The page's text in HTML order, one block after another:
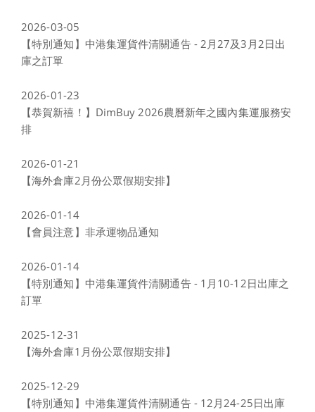
2026-03-05
【特別通知】中港集運貨件清關通告 - 2月27及3月2日出
庫之訂單
2026-01-23
【恭賀新禧！】DimBuy 2026農曆新年之國內集運服務安
排
2026-01-21
【海外倉庫2月份公眾假期安排】
2026-01-14
【會員注意】非承運物品通知
2026-01-14
【特別通知】中港集運貨件清關通告 - 1月10-12日出庫之
訂單
2025-12-31
【海外倉庫1月份公眾假期安排】
2025-12-29
【特別通知】中港集運貨件清關通告 - 12月24-25日出庫